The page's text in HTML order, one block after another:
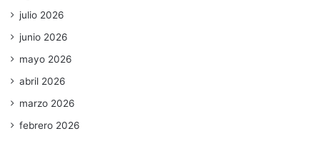
julio 2026
junio 2026
mayo 2026
abril 2026
marzo 2026
febrero 2026